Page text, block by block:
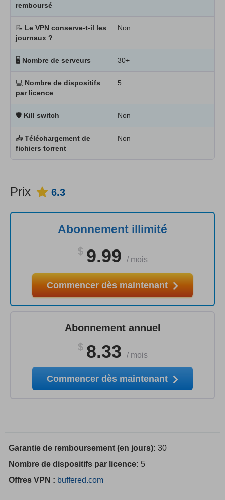
remboursé
📝 Le VPN conserve-t-il les
journaux ?
Non
🖥 Nombre de serveurs 30+
💻 Nombre de dispositifs
par licence
5
🛡 Kill switch Non
📥 Téléchargement de
fichiers torrent
Non
Prix 6.3
Abonnement illimité
$ 9.99 / mois
Commencer dès maintenant
Abonnement annuel
$ 8.33 / mois
Commencer dès maintenant
Garantie de remboursement (en jours): 30
Nombre de dispositifs par licence: 5
Offres VPN : buffered.com